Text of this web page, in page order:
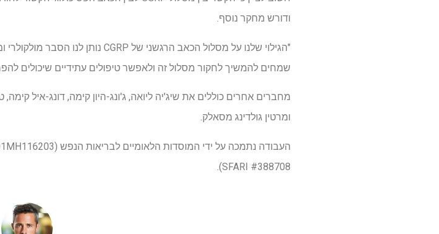
ודורש מחקר נוסף.
"הגילוי שלנו על מסלול הכאב הרגשני של CGRP נותן לנו הסבר מולקולרי ומעגל להבדל בין
שמחים להמשיך לחקור מסלול זה ולאפשר טיפולים עתידיים שיכולים
מחברים אחרים כוללים את שיג'יה ליואה, ג'ונג-היון קימה, דונג-איל קימה,
ומרטין גולדינג מסאלק.
SFARI #388708).